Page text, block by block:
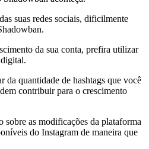
suas redes sociais, dificilmente
da sua conta, prefira utilizar
da quantidade de hashtags que você
contribuir para o crescimento
sobre as modificações da plataforma
do Instagram de maneira que